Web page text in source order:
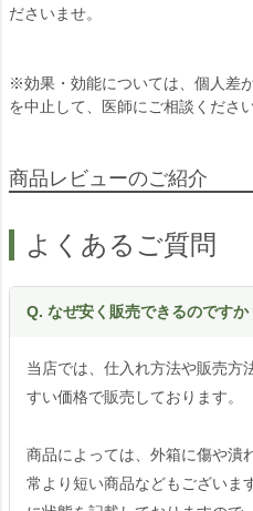
ださいませ。
※効果・効能については、個人差
を中止して、医師にご相談ください
商品レビューのご紹介
よくあるご質問
Q. なぜ安く販売できるのですか
当店では、仕入れ方法や販売方
すい価格で販売しております。
商品によっては、外箱に傷や潰
常より短い商品などもございま